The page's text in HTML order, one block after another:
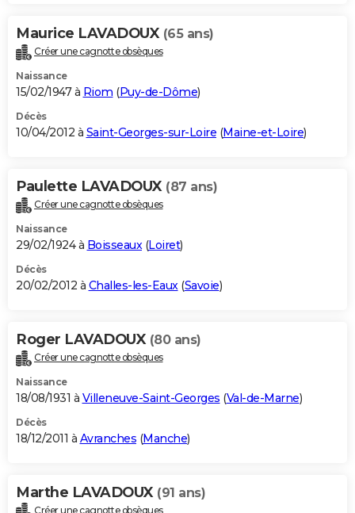
Maurice LAVADOUX (65 ans)
Créer une cagnotte obsèques
Naissance
15/02/1947 à Riom (Puy-de-Dôme)
Décès
10/04/2012 à Saint-Georges-sur-Loire (Maine-et-Loire)
Paulette LAVADOUX (87 ans)
Créer une cagnotte obsèques
Naissance
29/02/1924 à Boisseaux(Loiret)
Décès
20/02/2012 à Challes-les-Eaux(Savoie)
Roger LAVADOUX (80 ans)
Créer une cagnotte obsèques
Naissance
18/08/1931 à Villeneuve-Saint-Georges (Val-de-Marne)
Décès
18/12/2011 à Avranches (Manche)
Marthe LAVADOUX (91 ans)
Créer une cagnotte obsèques